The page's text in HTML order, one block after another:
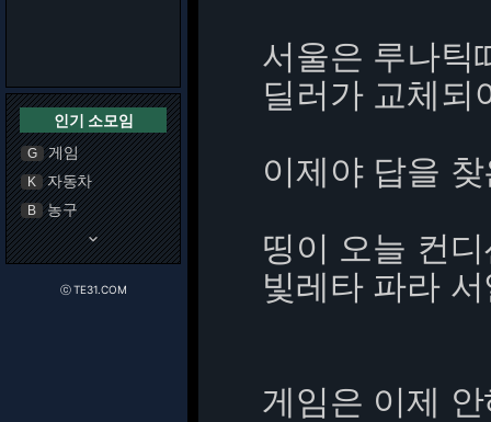
인기 소모임
G 게임
K 자동차
B 농구
keyboard_arrow_down
ⓒ TE31.COM
서울은 루나틱
딜러가 교체되
이제야 답을
띵이 오늘 컨
빛레타 파라
게임은 이제